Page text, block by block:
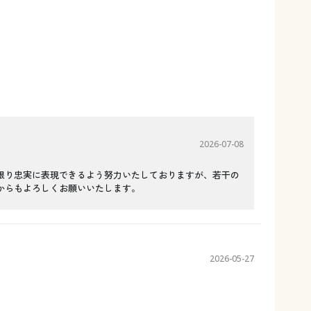
2026-07-08
忠実に表現できるよう努力いたしておりますが、若干の
もよろしくお願いいたします。
2026-05-27